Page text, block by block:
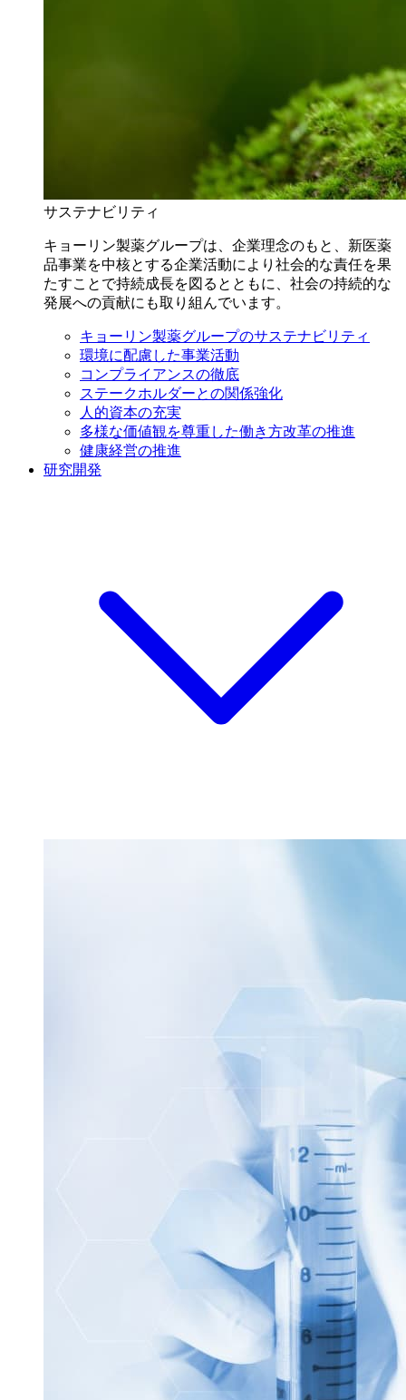
サステナビリティ
キョーリン製薬グループは、企業理念のもと、新医薬
品事業を中核とする企業活動により社会的な責任を果
たすことで持続成長を図るとともに、社会の持続的な
発展への貢献にも取り組んでいます。
キョーリン製薬グループのサステナビリティ
環境に配慮した事業活動
コンプライアンスの徹底
ステークホルダーとの関係強化
人的資本の充実
多様な価値観を尊重した働き方改革の推進
健康経営の推進
研究開発